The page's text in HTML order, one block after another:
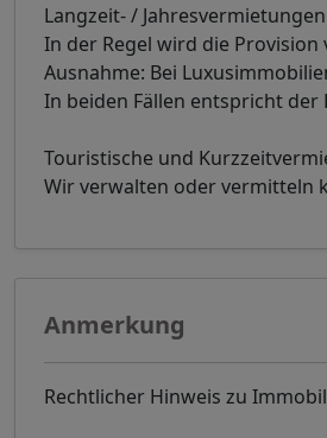
Langzeit- / Jahresvermietungen
In der Regel wird die
Ausnahme: Bei
In beiden Fällen entspricht
Touristische und
Wir verwalten oder vermitteln
Anmerkung
Rechtlicher Hinweis zu